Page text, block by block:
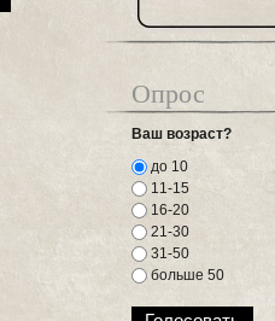
Опрос
Ваш возраст?
до 10
11-15
16-20
21-30
31-50
больше 50